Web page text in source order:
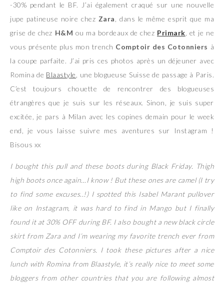
-30% pendant le BF. J’ai également craqué sur une nouvelle
jupe patineuse noire chez Zara
, dans le même esprit que ma
grise de chez H&M ou ma bordeaux de chez Primark , et je ne
vous présente plus mon trench Comptoir des Cotonniers à
la coupe parfaite. J’ai pris ces photos après un déjeuner avec
Romina de Blaastyle
, une blogueuse Suisse de passage à Paris.
C’est toujours chouette de rencontrer des blogueuses
étrangères que je suis sur les réseaux. Sinon, je suis super
excitée, je pars à Milan avec les copines demain pour le week
end, je vous laisse suivre mes aventures sur Instagram !
Bisous xx
I bought this pull and these boots during Black Friday. Thigh
high boots once again…I know ! But these ones are camel (I try
to find some excuses..!) I spotted this Isabel Marant pullover
like on Instagram, it was hard to find in Mango but I finally
found it at 30% OFF during BF. I also bought a new black circle
skirt from Zara and I’m wearing my favorite trench ever from
Comptoir des Cotonniers. I took these pictures after a nice
lunch with Romina from Blaastyle, it’s really nice to meet some
bloggers from other countries that you are following almost